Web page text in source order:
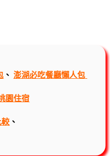
、 澎湖必吃餐廳懶人包
園住宿
較 、